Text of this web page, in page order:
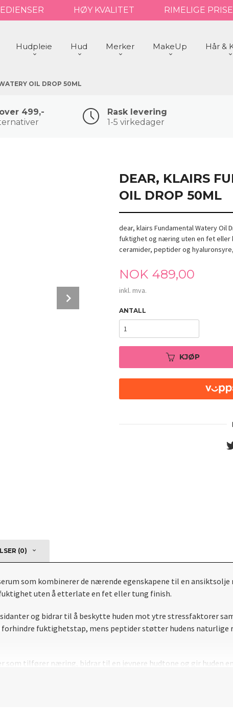
HØY KVALITET RIMELIGE
Hudpleie Hud Merker MakeUp Hår &
OIL DROP 50ML
499,-
Rask levering
1-5 virkedager
dear, klairs Fundamental Watery Oil Drop 50ml
DEAR, KLAIRS
OIL DROP 50ML
dear, klairs Fundamental Watery Oil
fuktighet og næring uten en fet eller
ceramider, peptider og
Pris
NOK 489,00
inkl. mva.
ANTALL
KJØP
(0)
som kombinerer de nærende egenskapene til en
uten å etterlate en fet eller tung finish.
og bidrar til å beskytte huden mot ytre stressfaktorer
fuktighetstap, mens peptider støtter hudens naturlige
tilfører næring, bidrar til en jevnere hudtone og gir huden
føles tung.
alle hudtyper, spesielt tørr, dehydrert og sensitiv hud som